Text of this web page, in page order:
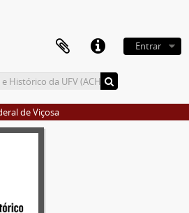
Entrar
de Viçosa